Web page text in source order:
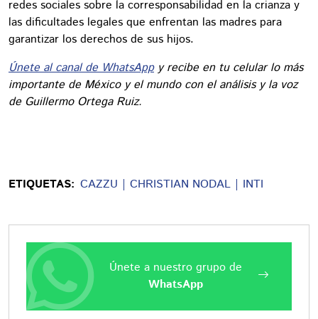
redes sociales sobre la corresponsabilidad en la crianza y
las dificultades legales que enfrentan las madres para
garantizar los derechos de sus hijos.
Únete al canal de WhatsAppy recibe en tu celular lo más
importante de México y el mundo con el análisis y la voz
de Guillermo Ortega Ruiz.
ETIQUETAS: CAZZU CHRISTIAN NODAL INTI
Únete a nuestro grupo de
WhatsApp